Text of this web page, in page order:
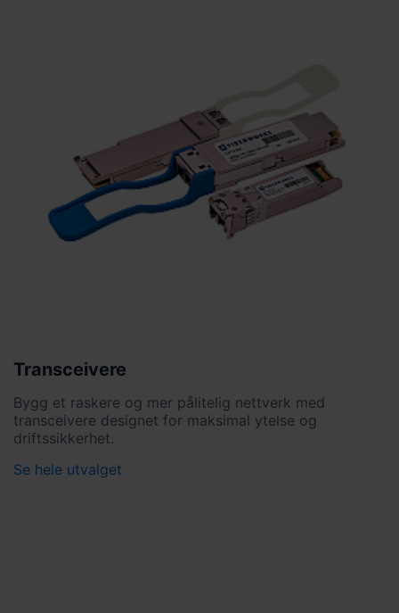
Transceivere
Bygg et raskere og mer pålitelig nettverk med
transceivere designet for maksimal ytelse og
driftssikkerhet.
Se hele utvalget